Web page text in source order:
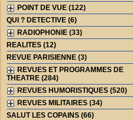
POINT DE VUE (122)
QUI ? DETECTIVE (6)
RADIOPHONIE (33)
REALITES (12)
REVUE PARISIENNE (3)
REVUES ET PROGRAMMES DE
THEATRE (284)
REVUES HUMORISTIQUES (520)
REVUES MILITAIRES (34)
SALUT LES COPAINS (66)